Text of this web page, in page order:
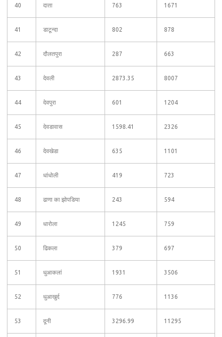
40 दाता 763 1671
41 डाटून्दा 802 878
42 दौलतपुरा 287 663
43 देवली 2873.35 8007
44 देवपुरा 601 1204
45 देवडावास 1598.41 2326
46 देवखेडा 635 1101
47 धांधोली 419 723
48 ढाणा का झोपडिया 243 594
49 धारोला 1245 759
50 ढिकला 379 697
51 धुआकलां 1931 3506
52 धुआखुर्द 776 1136
53 दूनी 3296.99 11295